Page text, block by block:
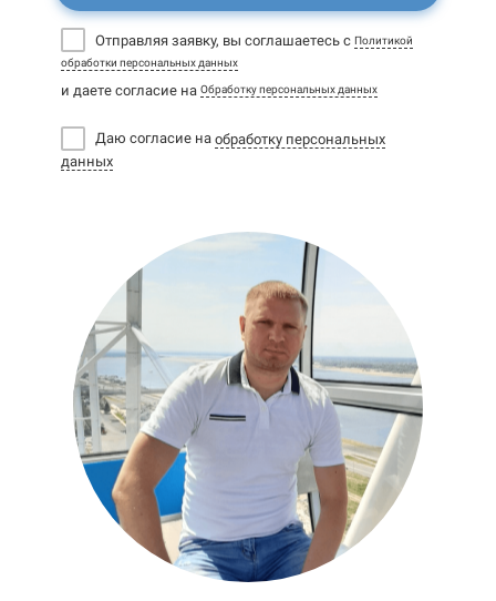
Отправляя заявку, вы соглашаетесь с Политикой
обработки персональных данных
и даете согласие на Обработку персональных данных
Даю согласие на обработку персональных
данных